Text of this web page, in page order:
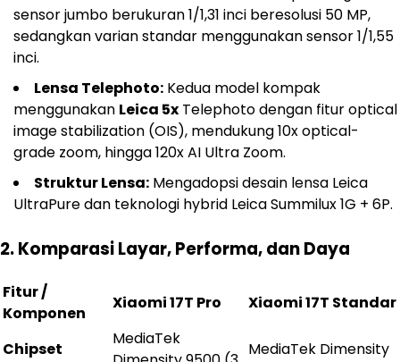
sensor jumbo berukuran 1/1,31 inci beresolusi 50 MP,
sedangkan varian standar menggunakan sensor 1/1,55
inci.
Lensa Telephoto: Kedua model kompak
menggunakan Leica 5x Telephoto dengan fitur optical
image stabilization (OIS), mendukung 10x optical-
grade zoom, hingga 120x AI Ultra Zoom.
Struktur Lensa: Mengadopsi desain lensa Leica
UltraPure dan teknologi hybrid Leica Summilux 1G + 6P.
2. Komparasi Layar, Performa, dan Daya
Fitur /
Komponen
Xiaomi 17T Pro Xiaomi 17T Standar
Chipset
MediaTek
MediaTek Dimensity